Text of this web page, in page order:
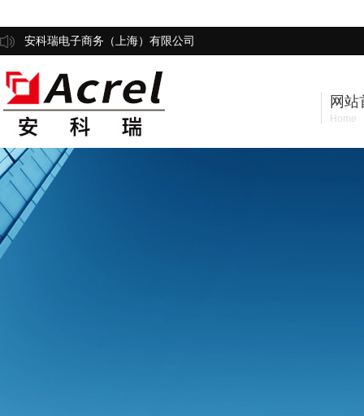
安科瑞电子商务（上海）有限公司
网站
Home